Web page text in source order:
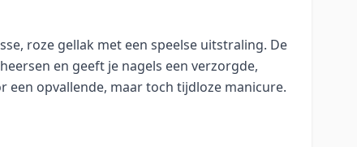
roze gellak met een speelse uitstraling. De
en geeft je nagels een verzorgde,
een opvallende, maar toch tijdloze manicure.